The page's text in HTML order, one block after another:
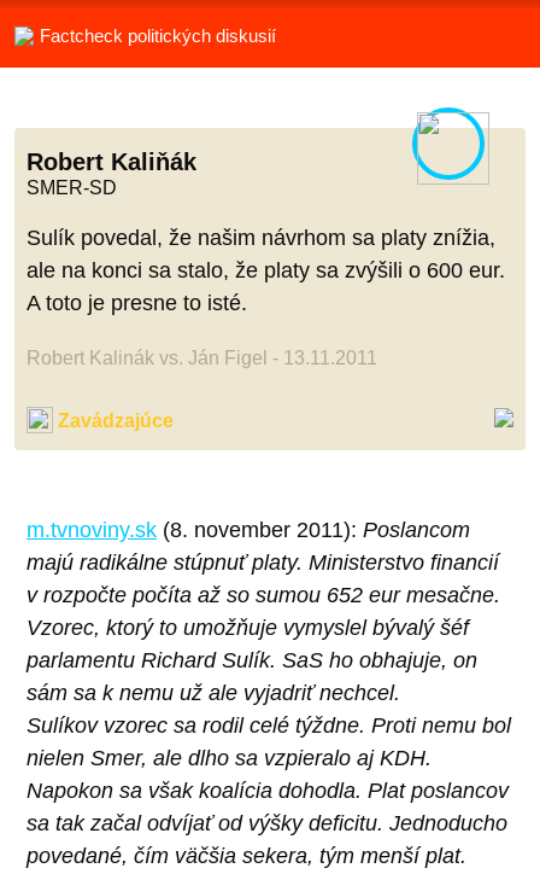
Factcheck politických diskusií
Robert Kaliňák
SMER-SD
Sulík povedal, že našim návrhom sa platy znížia,
ale na konci sa stalo, že platy sa zvýšili o 600 eur.
A toto je presne to isté.
Robert Kalinák vs. Ján Figel - 13.11.2011
Zavádzajúce
m.tvnoviny.sk (8. november 2011): Poslancom
majú radikálne stúpnuť platy. Ministerstvo financií
v rozpočte počíta až so sumou 652 eur mesačne.
Vzorec, ktorý to umožňuje vymyslel bývalý šéf
parlamentu Richard Sulík. SaS ho obhajuje, on
sám sa k nemu už ale vyjadriť nechcel.
Sulíkov vzorec sa rodil celé týždne. Proti nemu bol
nielen Smer, ale dlho sa vzpieralo aj KDH.
Napokon sa však koalícia dohodla. Plat poslancov
sa tak začal odvíjať od výšky deficitu. Jednoducho
povedané, čím väčšia sekera, tým menší plat.